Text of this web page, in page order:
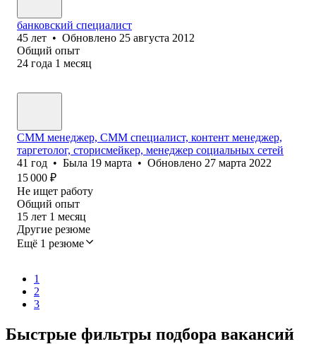
банковский специалист
45 лет • Обновлено 25 августа 2012
Общий опыт
24 года 1 месяц
СММ менеджер, СММ специалист, контент менеджер,
таргетолог, сторисмейкер, менеджер социальных сетей
41 год • Была 19 марта • Обновлено 27 марта 2022
15 000 ₽
Не ищет работу
Общий опыт
15 лет 1 месяц
Другие резюме
Ещё 1 резюме
1
2
3
Быстрые фильтры подбора вакансий